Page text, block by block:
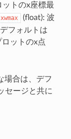
ットのx座標最
xwmax
(float): 波
フォルトは
ットのx点
場合は、デフ
セージと共に